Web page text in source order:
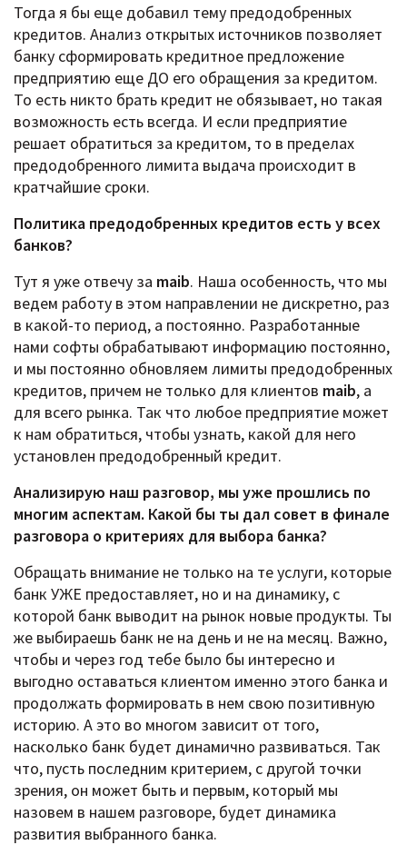
Тогда я бы еще добавил тему предодобренных
кредитов. Анализ открытых источников позволяет
банку сформировать кредитное предложение
предприятию еще ДО его обращения за кредитом.
То есть никто брать кредит не обязывает, но такая
возможность есть всегда. И если предприятие
решает обратиться за кредитом, то в пределах
предодобренного лимита выдача происходит в
кратчайшие сроки.
Политика предодобренных кредитов есть у всех
банков?
Тут я уже отвечу за maib. Наша особенность, что мы
ведем работу в этом направлении не дискретно, раз
в какой-то период, а постоянно. Разработанные
нами софты обрабатывают информацию постоянно,
и мы постоянно обновляем лимиты предодобренных
кредитов, причем не только для клиентов maib, а
для всего рынка. Так что любое предприятие может
к нам обратиться, чтобы узнать, какой для него
установлен предодобренный кредит.
Анализирую наш разговор, мы уже прошлись по
многим аспектам. Какой бы ты дал совет в финале
разговора о критериях для выбора банка?
Обращать внимание не только на те услуги, которые
банк УЖЕ предоставляет, но и на динамику, с
которой банк выводит на рынок новые продукты. Ты
же выбираешь банк не на день и не на месяц. Важно,
чтобы и через год тебе было бы интересно и
выгодно оставаться клиентом именно этого банка и
продолжать формировать в нем свою позитивную
историю. А это во многом зависит от того,
насколько банк будет динамично развиваться. Так
что, пусть последним критерием, с другой точки
зрения, он может быть и первым, который мы
назовем в нашем разговоре, будет динамика
развития выбранного банка.